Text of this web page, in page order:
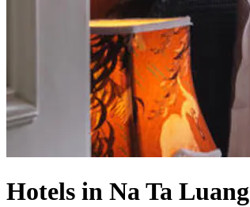
Hotels in Na Ta Luang